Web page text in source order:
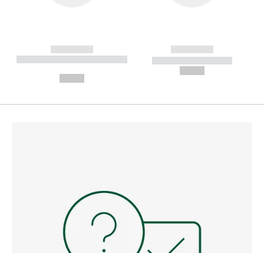
------------
----------- ----------- --------
------------
----------- -----------